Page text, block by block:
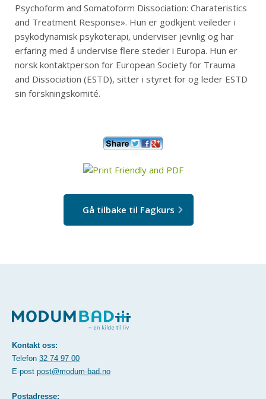
Psychoform and Somatoform Dissociation: Charateristics
and Treatment Response». Hun er godkjent veileder i
psykodynamisk psykoterapi, underviser jevnlig og har
erfaring med å undervise flere steder i Europa. Hun er
norsk kontaktperson for European Society for Trauma
and Dissociation (ESTD), sitter i styret for og leder ESTD
sin forskningskomité.
Gå tilbake til Fagkurs
Kontakt oss:
Telefon 32 74 97 00
E-post post@modum-bad.no
Postadresse: